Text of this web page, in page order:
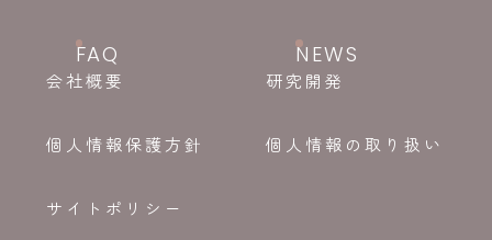
FAQ NEWS
会社概要 研究開発
個人情報保護方針 個人情報の取り扱い
サイトポリシー